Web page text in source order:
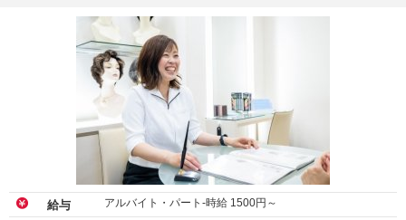
給与 アルバイト・パート-時給 1500円～